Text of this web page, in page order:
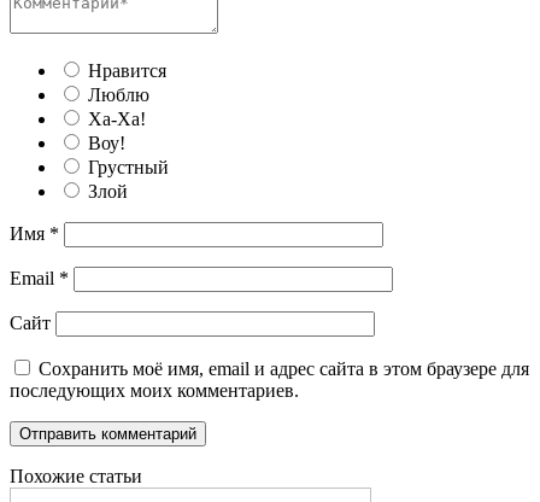
Нравится
Люблю
Ха-Ха!
Воу!
Грустный
Злой
Имя *
Email *
Сайт
Сохранить моё имя, email и адрес сайта в этом браузере для
последующих моих комментариев.
Похожие статьи